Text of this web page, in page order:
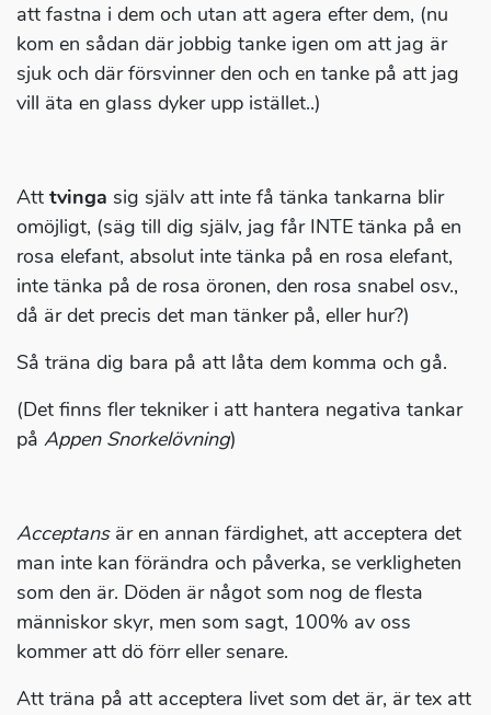
att fastna i dem och utan att agera efter dem, (nu
kom en sådan där jobbig tanke igen om att jag är
sjuk och där försvinner den och en tanke på att jag
vill äta en glass dyker upp istället..)
Att tvinga sig själv att inte få tänka tankarna blir
omöjligt, (säg till dig själv, jag får INTE tänka på en
rosa elefant, absolut inte tänka på en rosa elefant,
inte tänka på de rosa öronen, den rosa snabel osv.,
då är det precis det man tänker på, eller hur?)
Så träna dig bara på att låta dem komma och gå.
(Det finns fler tekniker i att hantera negativa tankar
på Appen Snorkelövning)
Acceptansär en annan färdighet, att acceptera det
man inte kan förändra och påverka, se verkligheten
som den är. Döden är något som nog de flesta
människor skyr, men som sagt, 100% av oss
kommer att dö förr eller senare.
Att träna på att acceptera livet som det är, är tex att